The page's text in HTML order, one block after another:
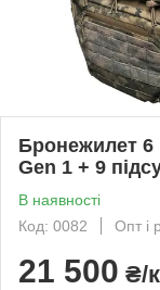
Бронежилет 6
Gen 1 + 9
В наявності
Код: 0082
Опт і
21 500 ₴/